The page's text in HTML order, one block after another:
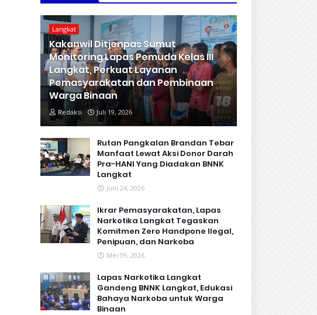
Langkat
Kakanwil Ditjenpas Sumut
Monitoring Lapas Pemuda Kelas III
Langkat, Perkuat Layanan
Pemasyarakatan dan Pembinaan
Warga Binaan
Redaksi Juli 19, 2026
Rutan Pangkalan Brandan Tebar
Manfaat Lewat Aksi Donor Darah
Pra-HANI Yang Diadakan BNNK
Langkat
Juni 24, 2026
Ikrar Pemasyarakatan, Lapas
Narkotika Langkat Tegaskan
Komitmen Zero Handpone llegal,
Penipuan, dan Narkoba
Mei 09, 2026
Lapas Narkotika Langkat
Gandeng BNNK Langkat, Edukasi
Bahaya Narkoba untuk Warga
Binaan